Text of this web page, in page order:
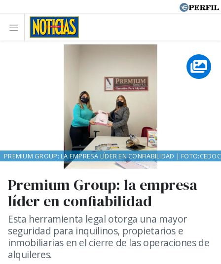
Premium Group: la empresa
líder en confiabilidad
Esta herramienta legal otorga una mayor
seguridad para inquilinos, propietarios e
inmobiliarias en el cierre de las operaciones de
alquileres.
PREMIUM GROUP: LA EMPRESA LÍDER EN CONFIABILIDAD | FOTO:CEDOC